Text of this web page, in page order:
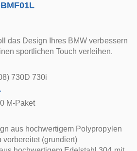
das Design Ihres BMW verbessern
sportlichen Touch verleihen.
730D 730i
M-Paket
aus hochwertigem Polypropylen
vorbereitet (grundiert)